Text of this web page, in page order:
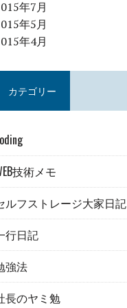
年7月
年5月
年4月
カテゴリー
技術メモ
ルフストレージ大家日記
行日記
強法
長のヤミ勉